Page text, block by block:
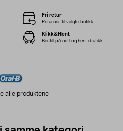
alle produktene
Fri retur
Returner til valgfri butikk
Klikk&Hent
Bestill på nett og hent i butikk